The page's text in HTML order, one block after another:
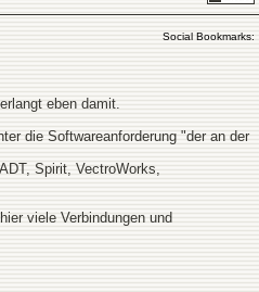
Social Bookmarks:
eben damit.
die Softwareanforderung "der an der
Spirit, VectroWorks,
viele Verbindungen und